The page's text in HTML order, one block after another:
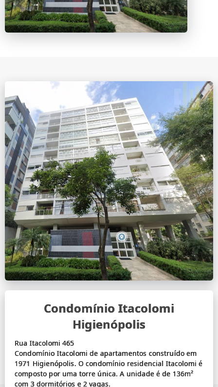
Condomínio Itacolomi
Higienópolis
Rua Itacolomi 465
Condomínio Itacolomi de apartamentos construído em
1971 Higienópolis. O condomínio residencial Itacolomi é
composto por uma torre única. A unidade é de 136m²
com 3 dormitórios e 2 vagas.